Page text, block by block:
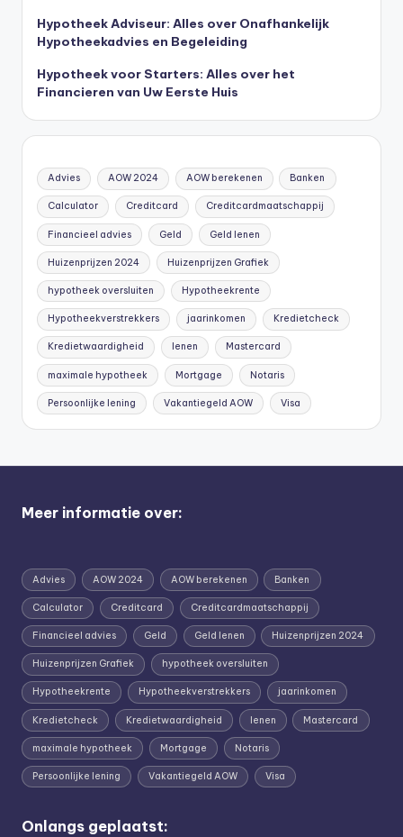
Hypotheek Adviseur: Alles over Onafhankelijk
Hypotheekadvies en Begeleiding
Hypotheek voor Starters: Alles over het
Financieren van Uw Eerste Huis
Advies AOW 2024 AOW berekenen Banken
Calculator Creditcard Creditcardmaatschappij
Financieel advies Geld Geld lenen
Huizenprijzen 2024 Huizenprijzen Grafiek
hypotheek oversluiten Hypotheekrente
Hypotheekverstrekkers jaarinkomen Kredietcheck
Kredietwaardigheid lenen Mastercard
maximale hypotheek Mortgage Notaris
Persoonlijke lening Vakantiegeld AOW Visa
Meer informatie over:
Advies AOW 2024 AOW berekenen Banken
Calculator Creditcard Creditcardmaatschappij
Financieel advies Geld Geld lenen Huizenprijzen 2024
Huizenprijzen Grafiek hypotheek oversluiten
Hypotheekrente Hypotheekverstrekkers jaarinkomen
Kredietcheck Kredietwaardigheid lenen Mastercard
maximale hypotheek Mortgage Notaris
Persoonlijke lening Vakantiegeld AOW Visa
Onlangs geplaatst: